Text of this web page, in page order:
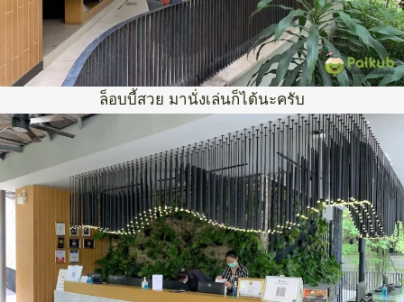
ล็อบบี้สวย มานั่งเล่นก็ได้นะครับ